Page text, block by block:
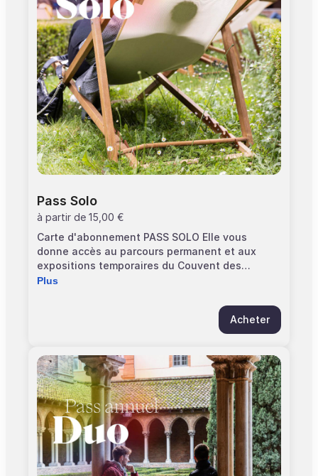
accompagnés d'un adulte. > Accès gratuit au
monument
Pass Solo
à partir de 15,00 €
Carte d'abonnement PASS SOLO Elle vous
donne accès au parcours permanent et aux
expositions temporaires du Couvent des
Jacobins. Elle est strictement personnelle et
Conservez bien votre pass pendant toute
l'année Pensez à vous munir d'un billet gratuit
"Pass annuel" pour éviter l'attente en caisse.
Plus
Acheter